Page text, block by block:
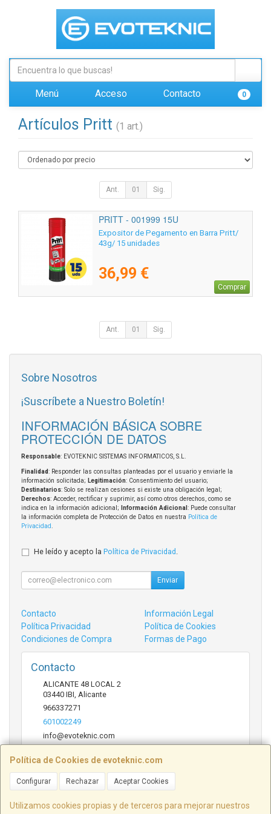
Menú Acceso Contacto 0
Artículos Pritt (1 art.)
Ant. 01 Sig.
PRITT - 001999 15U
Expositor de Pegamento en Barra Pritt/
43g/ 15 unidades
36,99 €
Comprar
Ant. 01 Sig.
Política de Cookies de evoteknic.com
Configurar Rechazar Aceptar Cookies
Utilizamos cookies propias y de terceros para mejorar nuestros
Sobre Nosotros
¡Suscríbete a Nuestro Boletín!
INFORMACIÓN BÁSICA SOBRE
PROTECCIÓN DE DATOS
Responsable: EVOTEKNIC SISTEMAS INFORMATICOS, S.L.
Finalidad: Responder las consultas planteadas por el usuario y enviarle la
información solicitada; Legitimación: Consentimiento del usuario;
Destinatarios: Solo se realizan cesiones si existe una obligación legal;
Derechos: Acceder, rectificar y suprimir, así como otros derechos, como se
indica en la información adicional;
Información Adicional : Puede consultar
la información completa de Protección de Datos en nuestra Política de
Privacidad
He leído y acepto la Política de Privacidad .
Enviar
Contacto
Información Legal
Política Privacidad
Política de Cookies
Condiciones de Compra
Formas de Pago
Contacto
ALICANTE 48 LOCAL 2
03440 IBI, Alicante
966337271
601002249
info@evoteknic.com
Horario